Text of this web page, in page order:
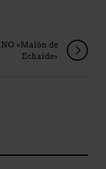
«Malón de
Echaide»